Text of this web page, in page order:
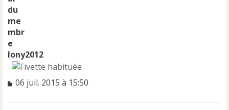
lony2012
M
06 juil. 2015 à 15:50